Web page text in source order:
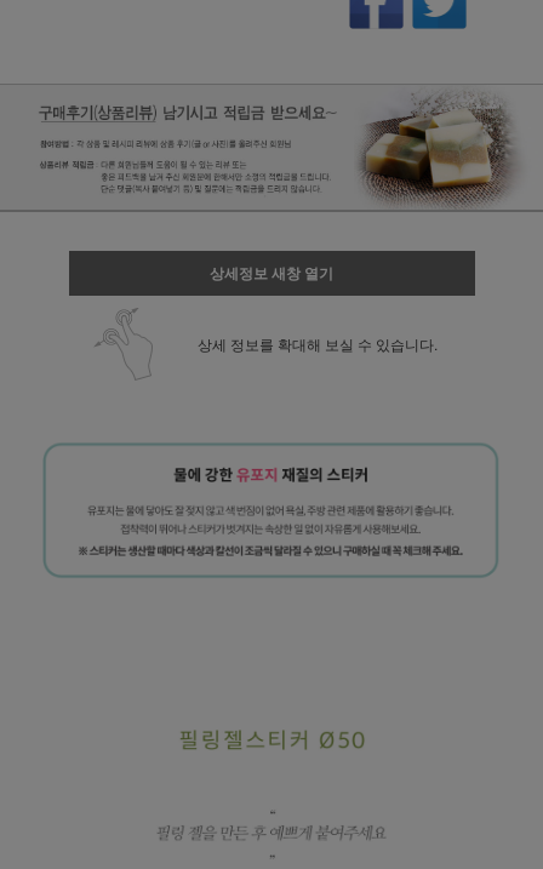
상세정보 새창 열기
상세 정보를 확대해 보실 수 있습니다.